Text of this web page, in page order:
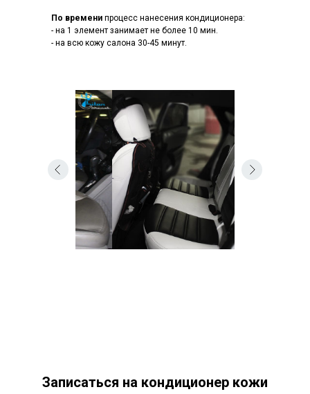
По времени процесс нанесения кондиционера:
- на 1 элемент занимает не более 10 мин.
- на всю кожу салона 30-45 минут.
Записаться на кондиционер кожи